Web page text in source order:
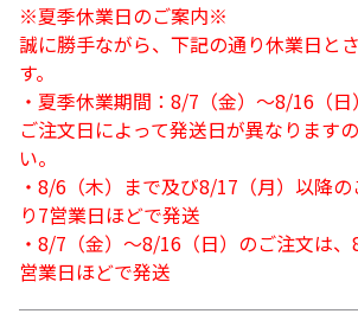
※夏季休業日のご案内※
誠に勝手ながら、下記の通り休業日と
す。
・夏季休業期間：8/7（金）～8/16（日）
ご注文日によって発送日が異なります
い。
・8/6（木）まで及び8/17（月）以降
り7営業日ほどで発送
・8/7（金）～8/16（日）のご注文は
営業日ほどで発送